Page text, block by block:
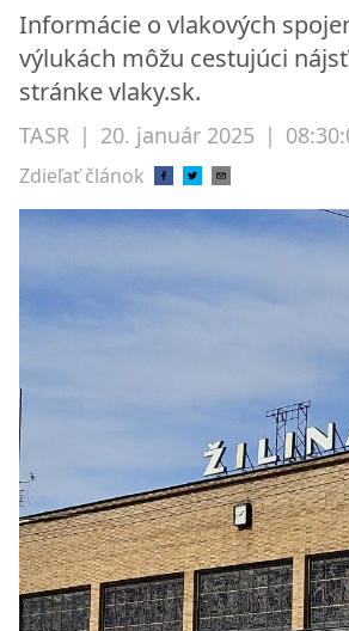
Informácie o vlakových
výlukách môžu cestujúci
stránke vlaky.sk.
TASR | 20. január 2025 |
Zdieľať článok